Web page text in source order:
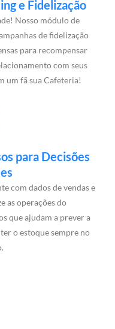
e Fidelização
Nosso módulo de
de fidelização
para recompensar
com seus
um fã sua Cafeteria!
para Decisões
com dados de vendas e
as operações do
que ajudam a prever a
o estoque sempre no